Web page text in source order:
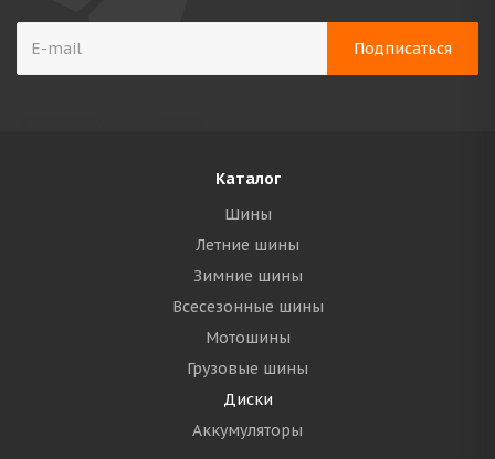
Каталог
Шины
Летние шины
Зимние шины
Всесезонные шины
Мотошины
Грузовые шины
Диски
Аккумуляторы